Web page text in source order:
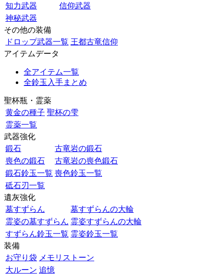
知力武器
信仰武器
神秘武器
その他の装備
ドロップ武器一覧 王都古竜信仰
アイテムデータ
全アイテム一覧
全鈴玉入手まとめ
聖杯瓶・霊薬
黄金の種子 聖杯の雫
霊薬一覧
武器強化
鍛石
古竜岩の鍛石
喪色の鍛石
古竜岩の喪色鍛石
鍛石鈴玉一覧 喪色鈴玉一覧
砥石刃一覧
遺灰強化
墓すずらん
墓すずらんの大輪
霊姿の墓すずらん 霊姿すずらんの大輪
すずらん鈴玉一覧 霊姿鈴玉一覧
装備
お守り袋 メモリストーン
大ルーン 追憶